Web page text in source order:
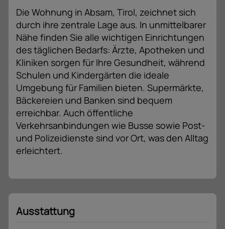
Die Wohnung in Absam, Tirol, zeichnet sich
durch ihre zentrale Lage aus. In unmittelbarer
Nähe finden Sie alle wichtigen Einrichtungen
des täglichen Bedarfs: Ärzte, Apotheken und
Kliniken sorgen für Ihre Gesundheit, während
Schulen und Kindergärten die ideale
Umgebung für Familien bieten. Supermärkte,
Bäckereien und Banken sind bequem
erreichbar. Auch öffentliche
Verkehrsanbindungen wie Busse sowie Post-
und Polizeidienste sind vor Ort, was den Alltag
erleichtert.
Ausstattung